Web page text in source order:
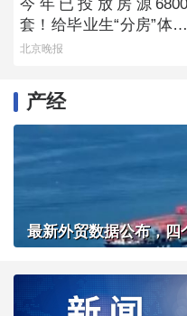
今年已投放房源6800
套！给毕业生“分房”体现
留人诚意
北京晚报
产经
最新外贸数据公布，四